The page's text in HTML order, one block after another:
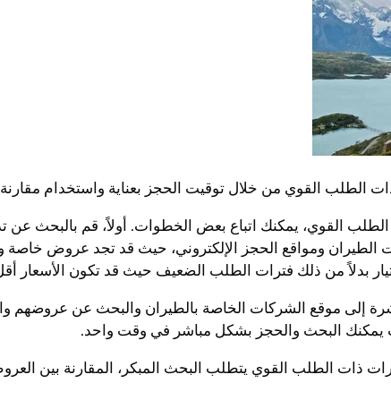
القوي من خلال توقيت الحجز بعناية واستخدام مقارنة
القوي، يمكنك اتباع بعض الخطوات. أولاً، قم بالبحث عن
الطيران ومواقع الحجز الإلكتروني، حيث قد تجد عروض
بدلاً من ذلك فترات الطلب الضعيف حيث قد تكون الأسعار
إلى موقع الشركات الخاصة بالطيران والبحث عن عروضهم
يمكنك البحث والحجز بشكل مباشر في وقت واحد.
ذات الطلب القوي يتطلب البحث المبكر، المقارنة بين